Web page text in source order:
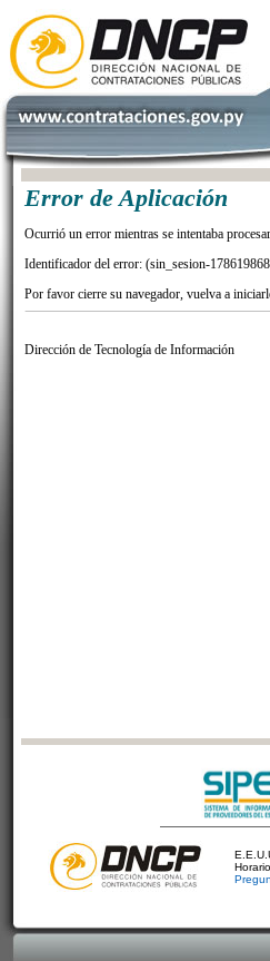
Error de Aplicación
Ocurrió un error mientras se intentaba
Identificador del error: (sin_sesion-
Por favor cierre su navegador, vuelva a
Dirección de Tecnología de Información